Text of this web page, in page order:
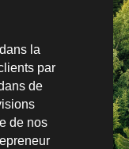
la
par
de
de nos